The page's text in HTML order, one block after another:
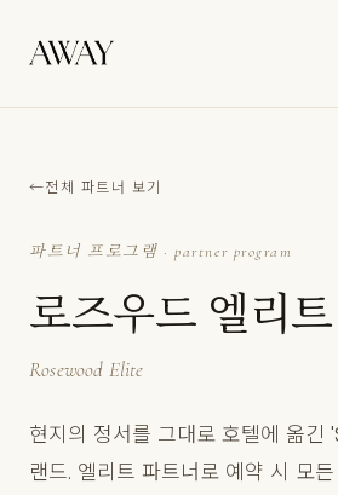
전체 파트너 보기
파트너 프로그램 · partner program
로즈우드 엘리트
Rosewood Elite
현지의 정서를 그대로 호텔에 옮
랜드. 엘리트 파트너로 예약 시 모